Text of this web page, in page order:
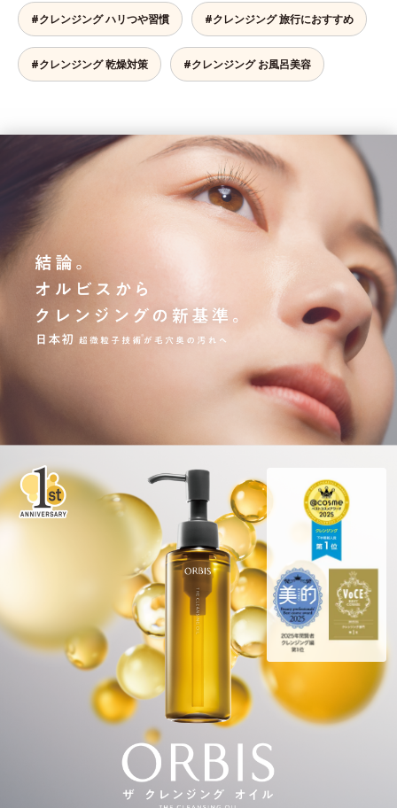
#クレンジング ハリつや習慣 #クレンジング 旅行におすすめ
#クレンジング 乾燥対策 #クレンジング お風呂美容